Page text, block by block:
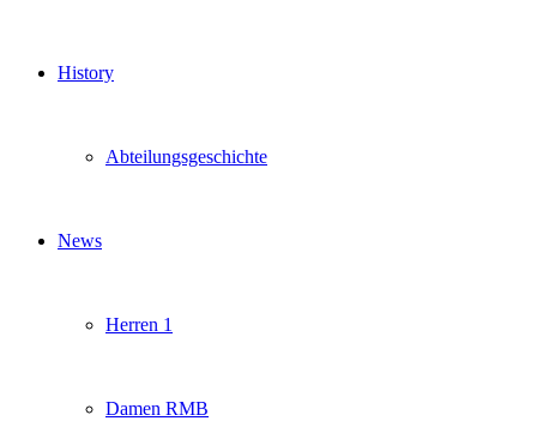
History
Abteilungsgeschichte
News
Herren 1
Damen RMB